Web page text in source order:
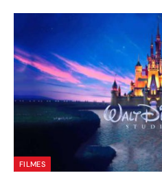
FILMES